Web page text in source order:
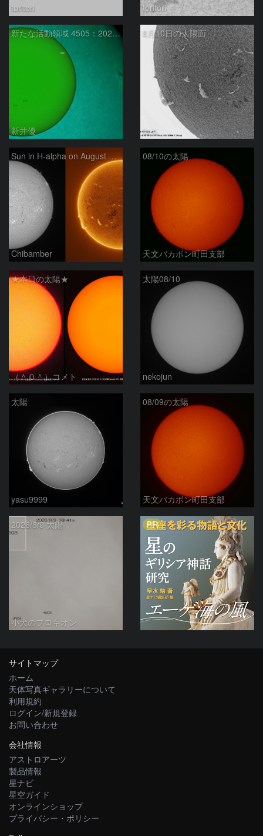
toritori toritori
新たな活動領域 4505：2026/08/10
新井優
8月10日の太陽面
ta-o
Sun in H-alpha on August 10, 2026
Chibamber
08/10の太陽
天文バカボン町田支部
★本日の太陽★
（＾０＾）コメト
太陽08/10
nekojun
太陽
yasu9999
08/09の太陽
天文バカボン町田支部
2026/8/9 太陽
小犬のプロキオン
PR
サイトマップ
ホーム
天体写真ギャラリーについて
利用規約
ログイン/新規登録
お問い合わせ
会社情報
アストロアーツ
製品情報
星ナビ
星空ガイド
オンラインショップ
プライバシー・ポリシー